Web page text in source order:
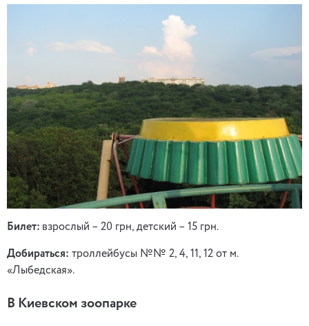
Билет: взрослый – 20 грн, детский – 15 грн.
Добираться: троллейбусы №№ 2, 4, 11, 12 от м.
«Лыбедская».
В Киевском зоопарке